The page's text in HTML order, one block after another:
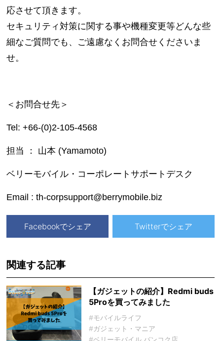
応させて頂きます。
セキュリティ対策に関する事や機種変更等どんな些
細なご質問でも、ご遠慮なくお問合せくださいま
せ。
＜お問合せ先＞
Tel: +66-(0)2-105-4568
担当 ： 山本 (Yamamoto)
ベリーモバイル・コーポレートサポートデスク
Email : th-corpsupport@berrymobile.biz
Facebookでシェア Twitterでシェア
関連する記事
【ガジェットの紹介】Redmi buds
5Proを買ってみました
#モバイルライフ
#ガジェット・マニア
#ベリーモバイル バンコク店